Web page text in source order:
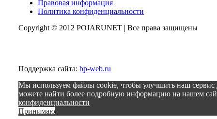
Правовая информация
Политика конфиденциальности
Copyright © 2012 POJARUNET | Все права защищены
Поддержка сайта: bp-web.ru
Мы используем файлы cookie, чтобы улучшить наш сервис
можете найти более подробную информацию на нашем
конфиденциальности
Принимаю